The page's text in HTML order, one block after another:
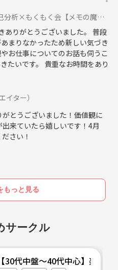
×もくもく会【メモの魔力】に参加
ありがとうございました。 普段
まりなかったため新しい気づき
お仕事についてのお話も伺うこ
たいです。 貴重なお時間をあり
イター）
とうございました！価値観に
来ていたら嬉しいです！4月
さい！
もっと見る
サークル
【30代中盤〜40代中心】楽学